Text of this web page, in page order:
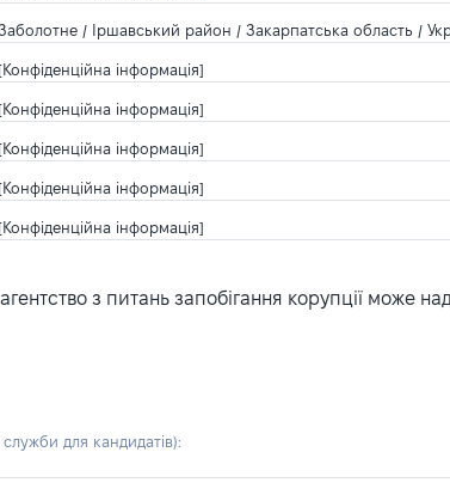
/ Іршавський район / Закарпатська область /
[Конфіденційна інформація]
[Конфіденційна інформація]
[Конфіденційна інформація]
[Конфіденційна інформація]
[Конфіденційна інформація]
з питань запобігання корупції може
для кандидатів):